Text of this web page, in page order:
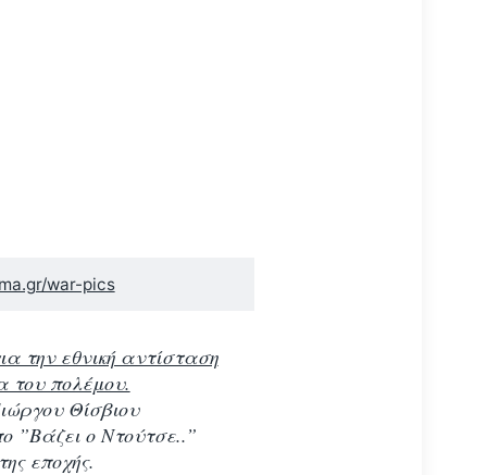
war-pics
την εθνική αντίσταση
του πολέμου.
Θίσβιου
”Βάζει ο Ντούτσε..”
εποχής.